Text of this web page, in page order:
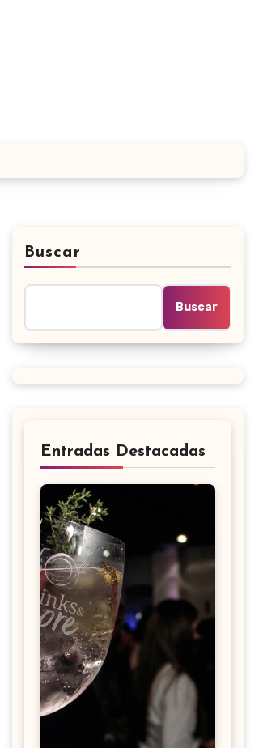
Buscar
Buscar
Entradas Destacadas